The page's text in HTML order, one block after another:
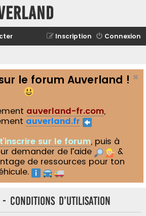
Connexion
Inscription
le forum Auverland !
auverland-fr.com,
auverland.fr
t’inscrire sur le forum, puis à
demander de l’aide
&
de ressources pour ton
Conditions d’utilisation